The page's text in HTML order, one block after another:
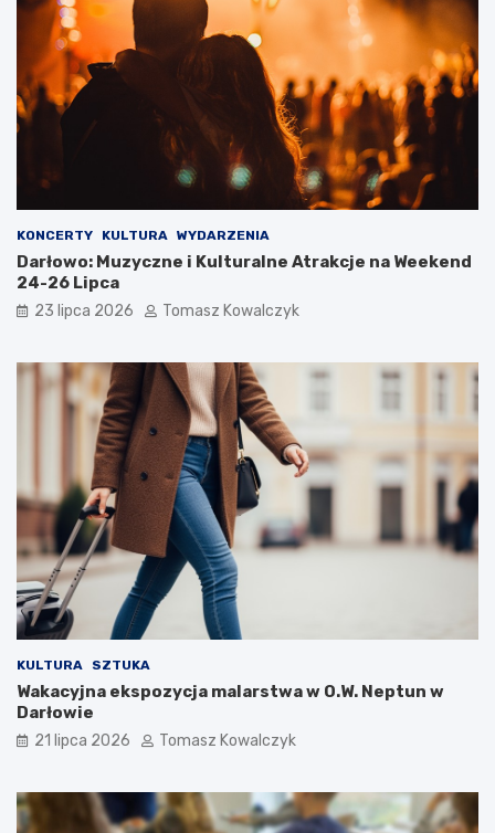
KONCERTY KULTURA WYDARZENIA
Darłowo: Muzyczne i Kulturalne Atrakcje na Weekend
24-26 Lipca
23 lipca 2026 Tomasz Kowalczyk
KULTURA SZTUKA
Wakacyjna ekspozycja malarstwa w O.W. Neptun w
Darłowie
21 lipca 2026 Tomasz Kowalczyk